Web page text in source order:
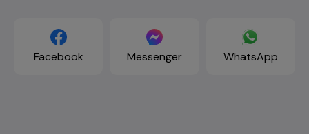
Facebook Messenger WhatsApp